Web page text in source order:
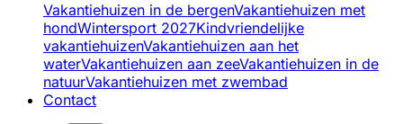
Vakantiehuizen in de bergenVakantiehuizen met
hondWintersport 2027Kindvriendelijke
vakantiehuizenVakantiehuizen aan het
waterVakantiehuizen aan zeeVakantiehuizen in de
natuurVakantiehuizen met zwembad
Contact